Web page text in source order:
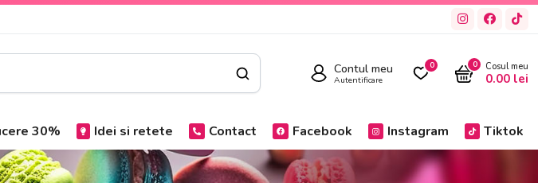
Contul meu
Autentificare
0 0 Cosul meu
0.00 lei
30% Idei si retete Contact Facebook Instagram Tiktok